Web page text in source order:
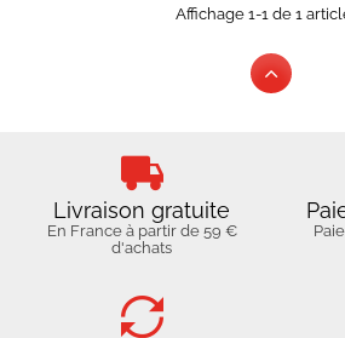
Affichage 1-1 de 1
Livraison gratuite
En France à partir de 59 €
d'achats